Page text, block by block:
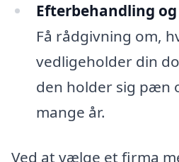
Efterbehandling
Få rådgivning om,
vedligeholder din
den holder sig pæn
mange år.
Ved at vælge et firma